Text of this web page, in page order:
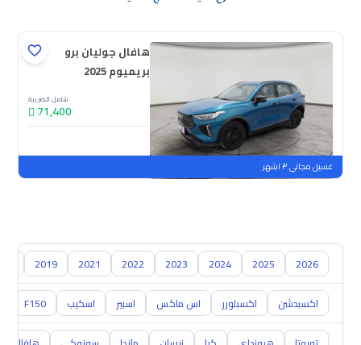
هافال جوليان برو
بريميوم 2025
شامل الضريبة
71,400
جديدة
ملوحة
غسيل مجاني ٣ اشهر
2026
2025
2024
2023
2022
2021
2019
اكسبدشن اكسبلورر اس ماكس اسبير اسكيب F150